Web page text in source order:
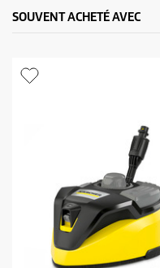
SOUVENT ACHETÉ AVEC